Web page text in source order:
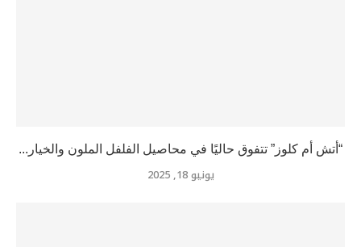
“أتش أم كلوز” تتفوق حاليًا في محاصيل الفلفل الملون والخيار...
يونيو 18, 2025